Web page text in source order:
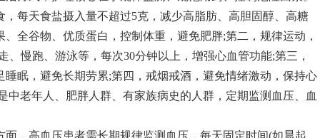
每天食盐摄入量不超过5克，减少高脂肪、高胆固醇、高糖
全谷物、优质蛋白，控制体重，避免肥胖;第二，规律运动，
、慢跑、游泳等，每次30分钟以上，增强心血管功能;第三，
眠，避免长期劳累;第四，戒烟戒酒，避免情绪激动，保持心
中老年人、肥胖人群、有家族病史的人群，定期监测血压、血
面，高血压患者需长期规律监测血压，每天固定时间(如晨起